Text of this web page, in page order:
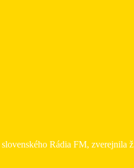
Rádia FM, zverejnila